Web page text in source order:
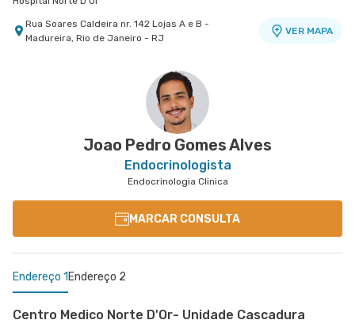
Rua Soares Caldeira nr. 142 Lojas A e B -
Madureira, Rio de Janeiro - RJ
VER MAPA
Joao Pedro Gomes Alves
Endocrinologista
Endocrinologia Clinica
MARCAR CONSULTA
Endereço 1 Endereço 2
Centro Medico Norte D'Or- Unidade Cascadura